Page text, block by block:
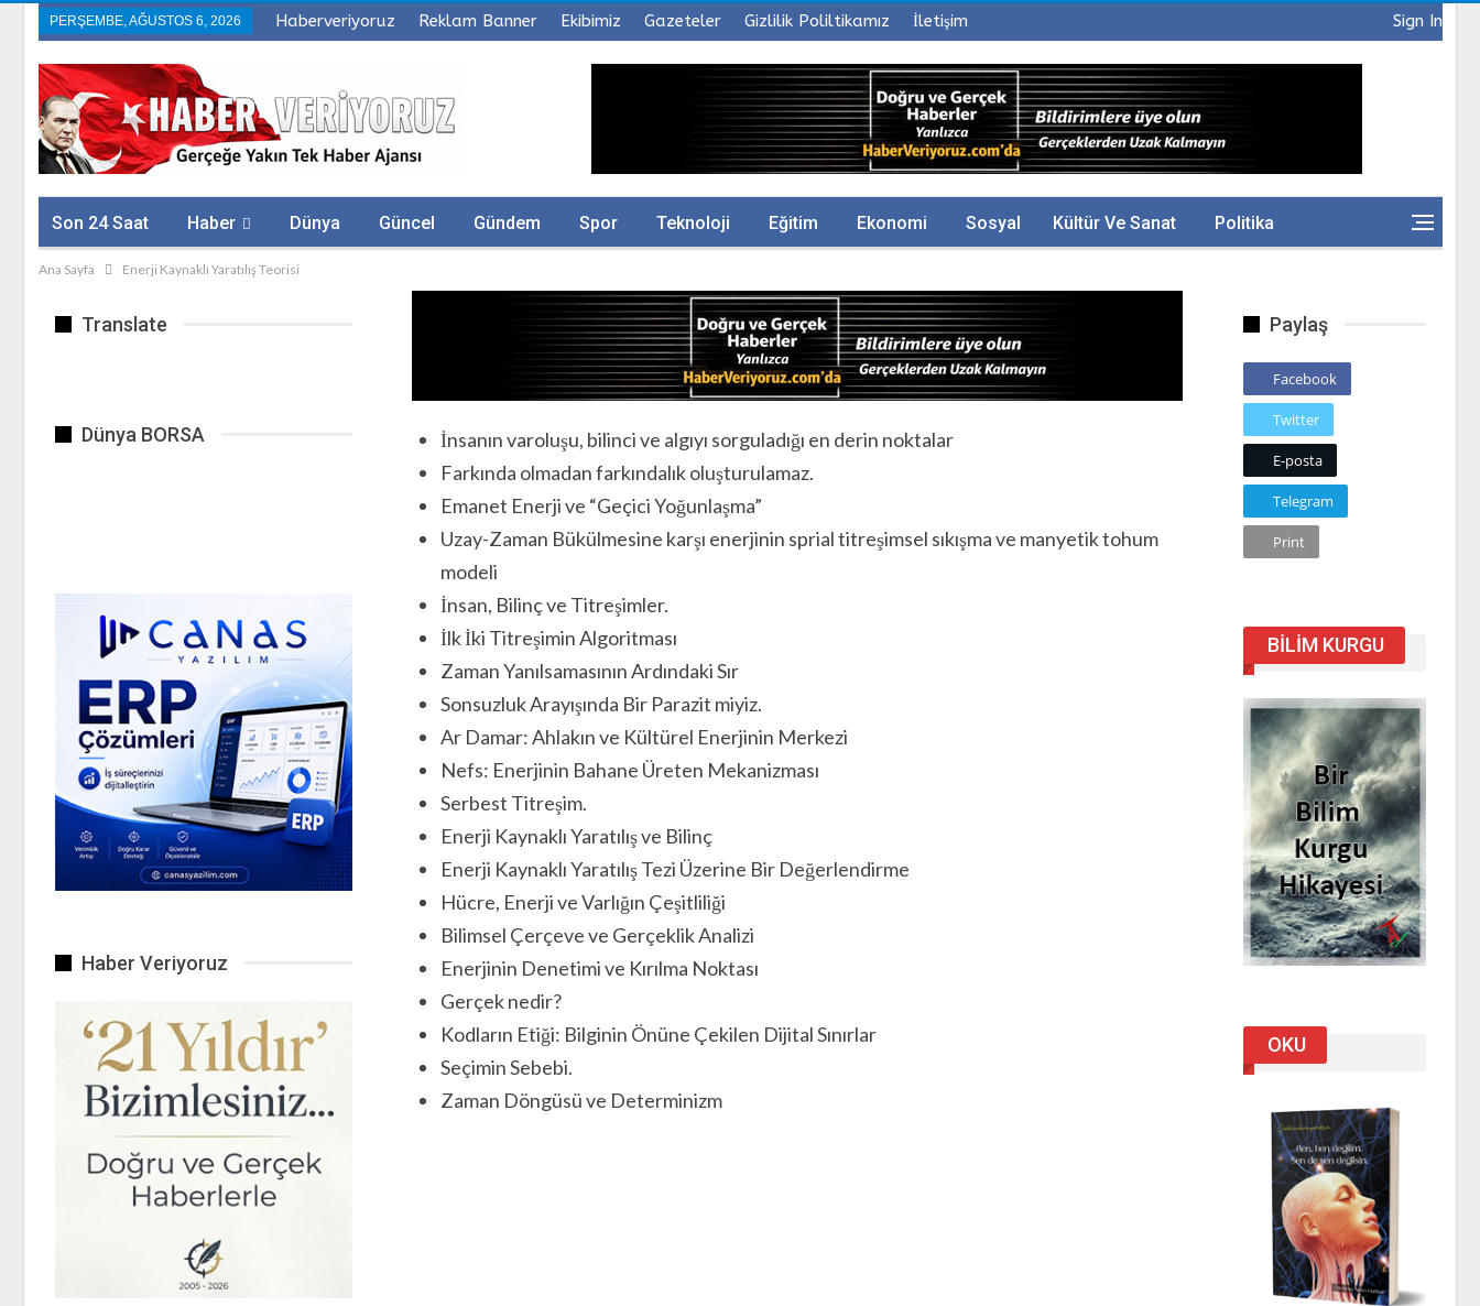
Sign In
PERŞEMBE, AĞUSTOS 6, 2026 Haberveriyoruz Reklam Banner Ekibimiz Gazeteler Gizlilik Poliltikamız İletişim
Son 24 Saat Haber Dünya Güncel Gündem Spor Teknoloji Eğitim Ekonomi Sosyal Kültür Ve Sanat Politika
Sağlık Firmalar
Ana Sayfa Enerji Kaynaklı Yaratılış Teorisi
İnsanın varoluşu, bilinci ve algıyı sorguladığı en derin noktalar
Farkında olmadan farkındalık oluşturulamaz.
Emanet Enerji ve “Geçici Yoğunlaşma”
Uzay-Zaman Bükülmesine karşı enerjinin sprial titreşimsel sıkışma ve manyetik tohum
modeli
İnsan, Bilinç ve Titreşimler.
İlk İki Titreşimin Algoritması
Zaman Yanılsamasının Ardındaki Sır
Sonsuzluk Arayışında Bir Parazit miyiz.
Ar Damar: Ahlakın ve Kültürel Enerjinin Merkezi
Nefs: Enerjinin Bahane Üreten Mekanizması
Serbest Titreşim.
Enerji Kaynaklı Yaratılış ve Bilinç
Enerji Kaynaklı Yaratılış Tezi Üzerine Bir Değerlendirme
Hücre, Enerji ve Varlığın Çeşitliliği
Bilimsel Çerçeve ve Gerçeklik Analizi
Enerjinin Denetimi ve Kırılma Noktası
Gerçek nedir?
Kodların Etiği: Bilginin Önüne Çekilen Dijital Sınırlar
Seçimin Sebebi.
Zaman Döngüsü ve Determinizm
Translate
Dünya BORSA
Haber Veriyoruz
Paylaş
Facebook
Twitter
E-posta
Telegram
Print
BILIM KURGU
OKU